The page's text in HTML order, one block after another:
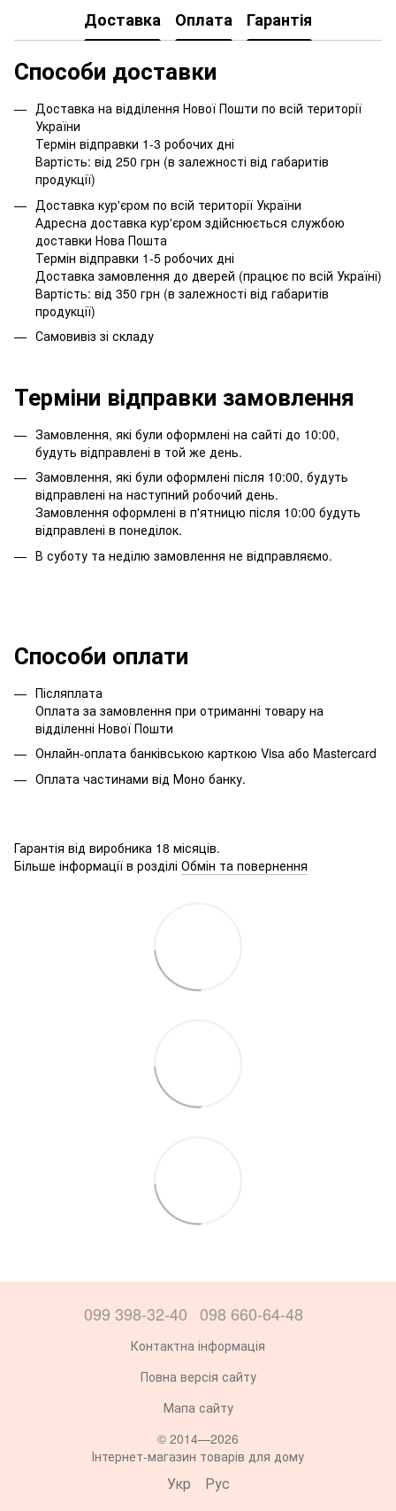
Доставка Оплата Гарантія
Способи доставки
Доставка на відділення Нової Пошти по всій території
України
Термін відправки 1-3 робочих дні
Вартість: від 250 грн (в залежності від габаритів
продукції)
Доставка кур'єром по всій території України
Адресна доставка кур'єром здійснюється службою
доставки Нова Пошта
Термін відправки 1-5 робочих дні
Доставка замовлення до дверей (працює по всій Україні)
Вартість: від 350 грн (в залежності від габаритів
продукції)
Самовивіз зі складу
Терміни відправки замовлення
Замовлення, які були оформлені на сайті до 10:00,
будуть відправлені в той же день.
Замовлення, які були оформлені після 10:00, будуть
відправлені на наступний робочий день.
Замовлення оформлені в п'ятницю після 10:00 будуть
відправлені в понеділок.
В суботу та неділю замовлення не відправляємо.
Способи оплати
Післяплата
Оплата за замовлення при отриманні товару на
відділенні Нової Пошти
Онлайн-оплата банківською карткою Visa або Mastercard
Оплата частинами від Моно банку.
Гарантія від виробника 18 місяців.
Більше інформації в розділі Обмін та повернення
099 398-32-40 098 660-64-48
Контактна інформація
Повна версія сайту
Мапа сайту
© 2014—2026
Інтернет-магазин товарів для дому
Укр Рус